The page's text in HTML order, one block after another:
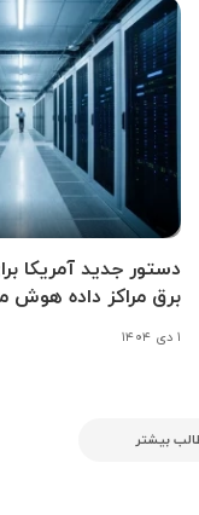
دستور جدید آمریکا
برق مراکز داده هوش
۱ دی ۱۴۰۴
بیشتر